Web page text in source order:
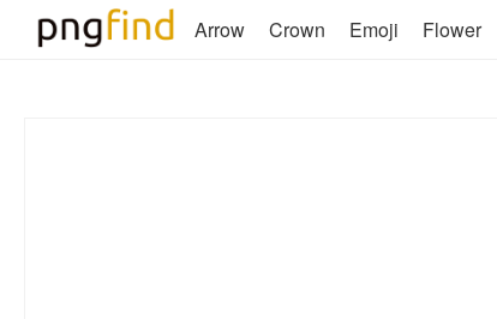
Arrow Crown Emoji Flower